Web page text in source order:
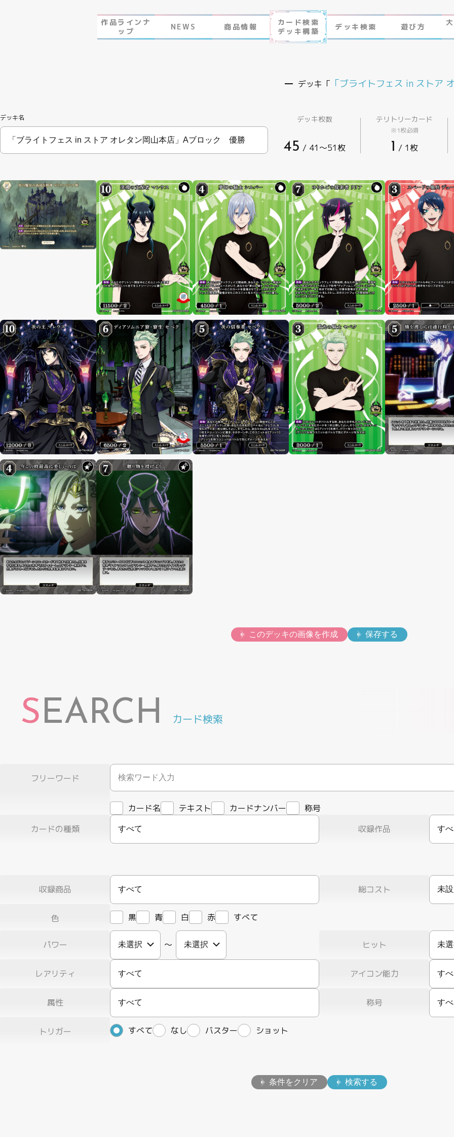
作品ラインナ
ップ
NEWS 商品情報
カード検索
デッキ構築
デッキ検索 遊び方
ゲームプレイ
NEWS
遊び方
ビルディバイド -ブライト- とは
FAQ
エラッタ
制限・禁止カード
商品情報
カード検索・デッキ構築
デッキ検索
大会・イベント
おすすめデッキ
取扱店舗一覧
動画
デッキ「 「ブライトフェス in ストア
デッキ名 デッキ枚数
45 / 41〜51枚
テリトリーカード
※1枚必須
1 / 1枚
このデッキの画像を作成 保存する
SEARCH カード検索
フリーワード
カード名 テキスト カードナンバー
称号
カードの種類
すべて 収録作品 す
収録商品 すべて 総コスト
色 黒 青 白 赤 すべて
パワー 〜 ヒット
レアリティ すべて アイコン能力 す
属性 すべて 称号 す
トリガー すべて なし バスター ショット
条件をクリア 検索する